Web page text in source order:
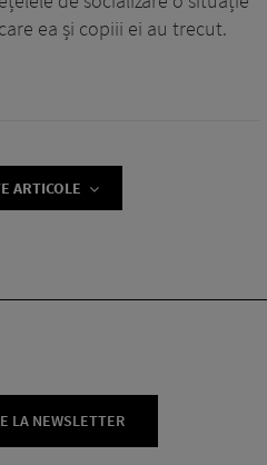
ea și copiii ei au trecut.
ARTICOLE
LA NEWSLETTER